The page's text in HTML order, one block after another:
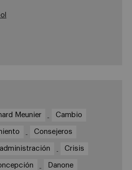
Meunier Cambio
Consejeros
Crisis
Danone